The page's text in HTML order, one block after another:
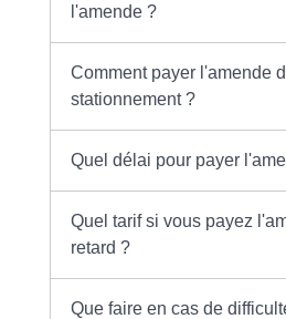
l'amende ?
Comment payer l'amende
stationnement ?
Quel délai pour payer
Quel tarif si vous payez
retard ?
Que faire en cas de